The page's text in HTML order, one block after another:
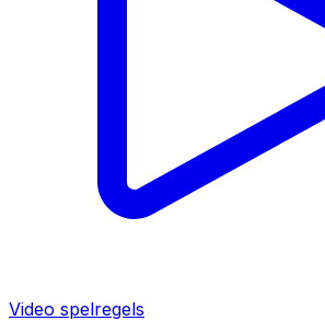
Video spelregels